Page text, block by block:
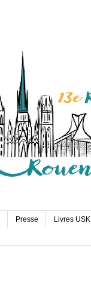
Presse Livres USK